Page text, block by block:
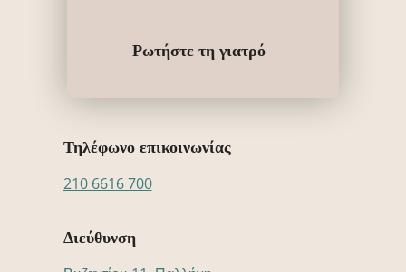
Ρωτήστε τη γιατρό
Τηλέφωνο επικοινωνίας
210 6616 700
Διεύθυνση